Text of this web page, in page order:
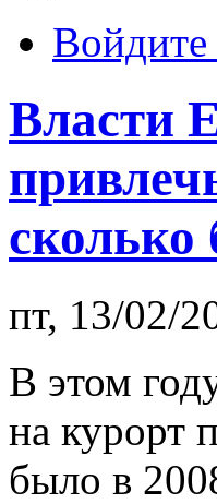
Войдите
Власти
пт, 13/02/
В этом
на курорт
было в